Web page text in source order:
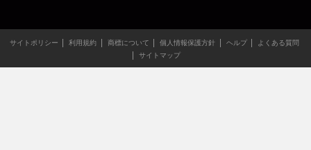
サイトポリシー 利用規約 商標について 個人情報保護方針 ヘルプ
よくある質問
サイトマップ